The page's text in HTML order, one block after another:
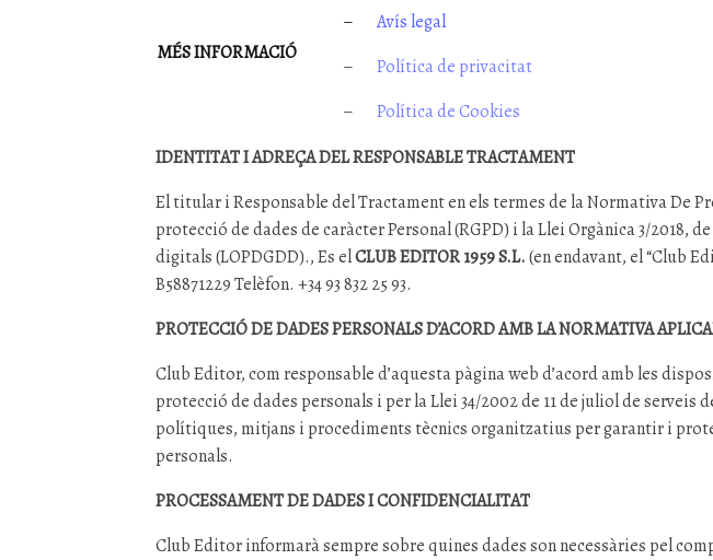
MÉS INFORMACIÓ
–Avís legal
– Política de privacitat
– Política de Cookies
IDENTITAT I ADREÇA DEL RESPONSABLE TRACTAMENT
El titular i Responsable del Tractament en els termes de la Normativa De
protecció de dades de caràcter Personal (RGPD) i la Llei Orgànica 3/2018,
digitals (LOPDGDD)., Es elCLUB EDITOR 1959 S.L.(en endavant, el “Club
B58871229 Telèfon. +34 93 832 25 93.
PROTECCIÓ DE DADES PERSONALS D’ACORD AMB LA NORMATIVA
Club Editor, com responsable d’aquesta pàgina web d’acord amb les
protecció de dades personals i per la Llei 34/2002 de 11 de juliol de
polítiques, mitjans i procediments tècnics organitzatius per garantir i
personals.
PROCESSAMENT DE DADES I CONFIDENCIALITAT
Club Editor informarà sempre sobre quines dades son necessàries pel